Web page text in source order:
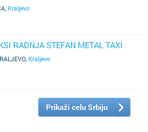
Kraljevo
RADNJA STEFAN METAL TAXI
Kraljevo
Prikaži celu Srbiju